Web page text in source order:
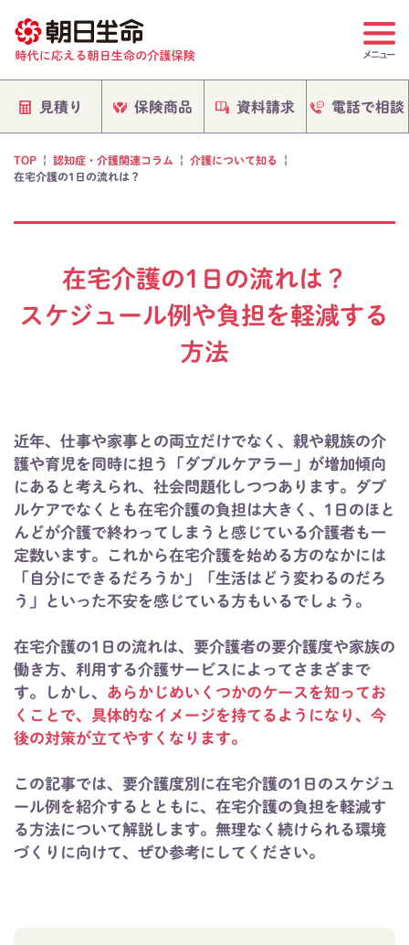
見積り 保険商品 資料請求 電話で相談
TOP | 認知症・介護関連コラム | 介護について知る |
在宅介護の1日の流れは？
在宅介護の1日の流れは？
スケジュール例や負担を軽減する
方法
近年、仕事や家事との両立だけでなく、親や親族の介
護や育児を同時に担う「ダブルケアラー」が増加傾向
にあると考えられ、社会問題化しつつあります。ダブ
ルケアでなくとも在宅介護の負担は大きく、1日のほと
んどが介護で終わってしまうと感じている介護者も一
定数います。これから在宅介護を始める方のなかには
「自分にできるだろうか」「生活はどう変わるのだろ
う」といった不安を感じている方もいるでしょう。
在宅介護の1日の流れは、要介護者の要介護度や家族の
働き方、利用する介護サービスによってさまざまで
す。しかし、 あらかじめいくつかのケースを知ってお
くことで、具体的なイメージを持てるようになり、今
後の対策が立てやすくなります。
この記事では、要介護度別に在宅介護の1日のスケジュ
ール例を紹介するとともに、在宅介護の負担を軽減す
る方法について解説します。無理なく続けられる環境
づくりに向けて、ぜひ参考にしてください。